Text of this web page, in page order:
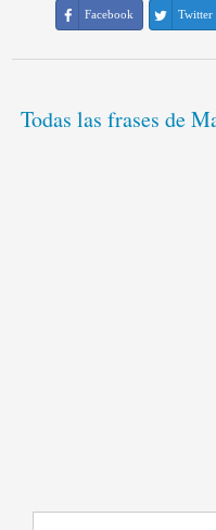
Facebook Twitter
Todas las frases de